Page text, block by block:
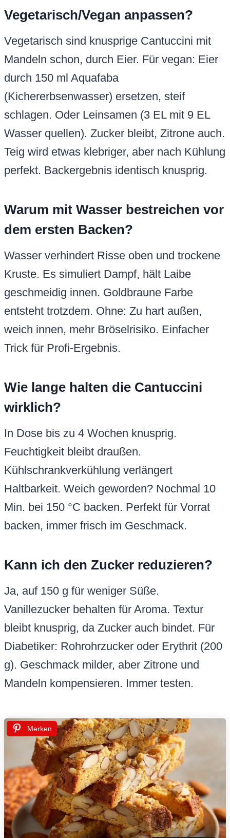
Vegetarisch/Vegan anpassen?
Vegetarisch sind knusprige Cantuccini mit
Mandeln schon, durch Eier. Für vegan: Eier
durch 150 ml Aquafaba
(Kichererbsenwasser) ersetzen, steif
schlagen. Oder Leinsamen (3 EL mit 9 EL
Wasser quellen). Zucker bleibt, Zitrone auch.
Teig wird etwas klebriger, aber nach Kühlung
perfekt. Backergebnis identisch knusprig.
Warum mit Wasser bestreichen vor
dem ersten Backen?
Wasser verhindert Risse oben und trockene
Kruste. Es simuliert Dampf, hält Laibe
geschmeidig innen. Goldbraune Farbe
entsteht trotzdem. Ohne: Zu hart außen,
weich innen, mehr Bröselrisiko. Einfacher
Trick für Profi-Ergebnis.
Wie lange halten die Cantuccini
wirklich?
In Dose bis zu 4 Wochen knusprig.
Feuchtigkeit bleibt draußen.
Kühlschrankverkühlung verlängert
Haltbarkeit. Weich geworden? Nochmal 10
Min. bei 150 °C backen. Perfekt für Vorrat
backen, immer frisch im Geschmack.
Kann ich den Zucker reduzieren?
Ja, auf 150 g für weniger Süße.
Vanillezucker behalten für Aroma. Textur
bleibt knusprig, da Zucker auch bindet. Für
Diabetiker: Rohrohrzucker oder Erythrit (200
g). Geschmack milder, aber Zitrone und
Mandeln kompensieren. Immer testen.
Merken